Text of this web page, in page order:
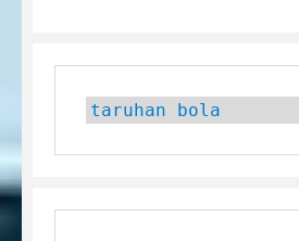
taruhan bola